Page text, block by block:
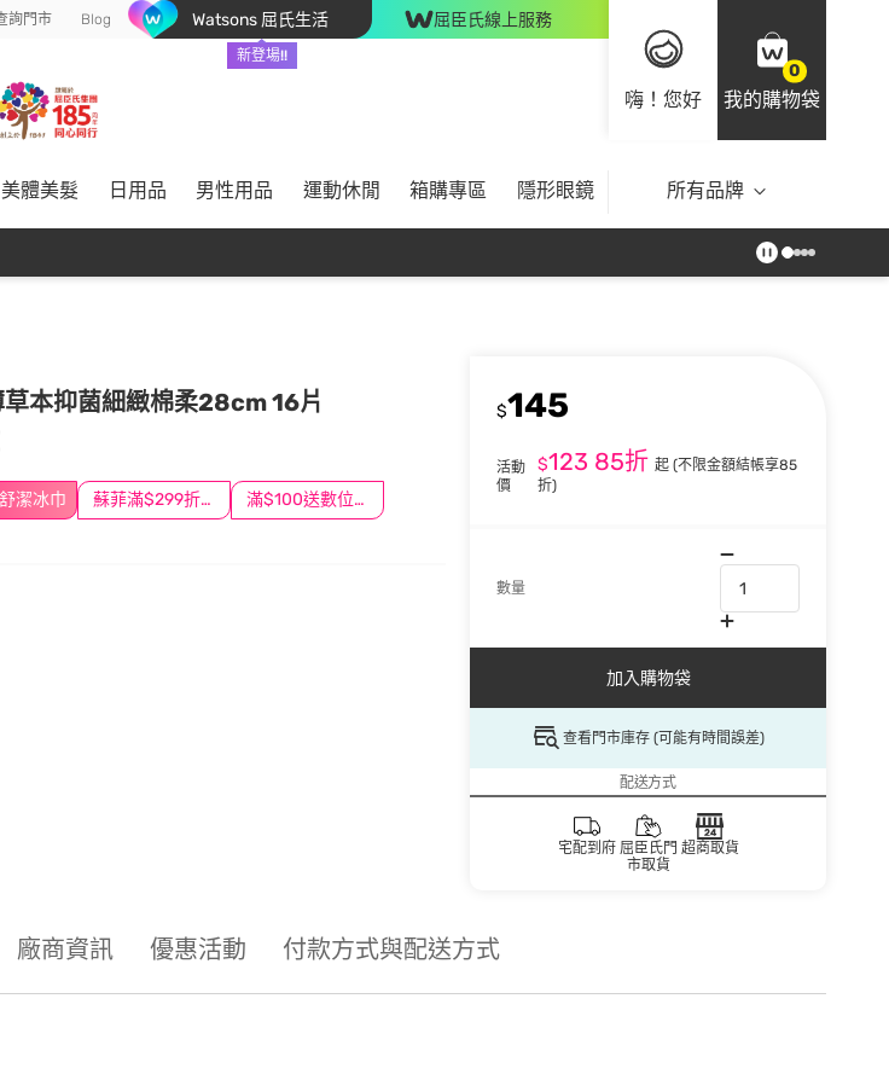
詢門市 Blog Watsons 屈氏生活
新登場!!
屈臣氏線上服務
嗨！您好
0
我的購物袋
美體美髮 日用品 男性用品 運動休閒 箱購專區 隱形眼鏡 所有品牌
本抑菌細緻棉柔28cm 16片
潔冰巾 蘇菲滿$299折$30 滿$100送數位印花
$145
活動
價
$123 85折 起 (不限金額結帳享85
折)
數量
加入購物袋
查看門市庫存 (可能有時間誤差)
配送方式
宅配到府 屈臣氏門
市取貨
超商取貨
廠商資訊 優惠活動 付款方式與配送方式